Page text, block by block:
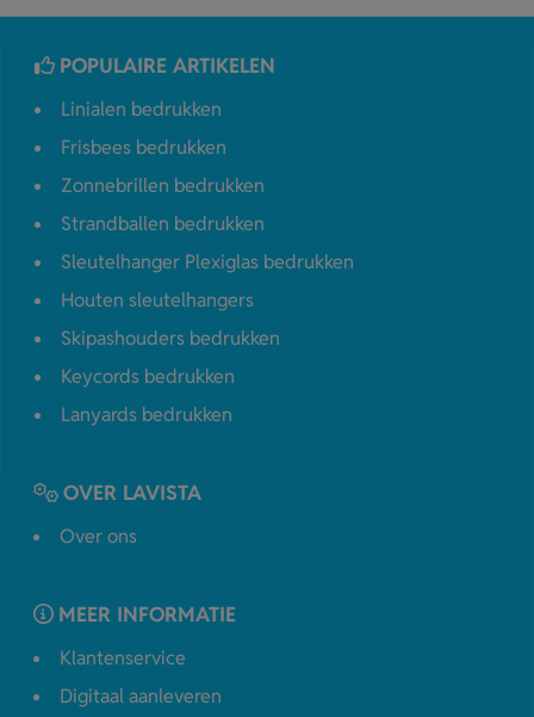
POPULAIRE ARTIKELEN
Linialen bedrukken
Frisbees bedrukken
Zonnebrillen bedrukken
Strandballen bedrukken
Sleutelhanger Plexiglas bedrukken
Houten sleutelhangers
Skipashouders bedrukken
Keycords bedrukken
Lanyards bedrukken
OVER LAVISTA
Over ons
MEER INFORMATIE
Klantenservice
Digitaal aanleveren